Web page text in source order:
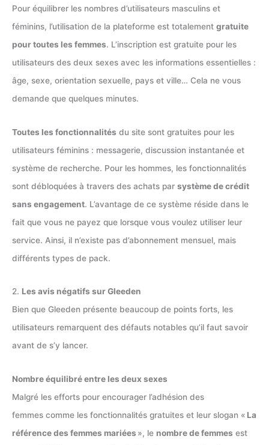
Pour équilibrer les nombres d’utilisateurs masculins et
féminins, l’utilisation de la plateforme est totalement gratuite
pour toutes les femmes. L’inscription est gratuite pour les
utilisateurs des deux sexes avec les informations essentielles :
âge, sexe, orientation sexuelle, pays et ville… Cela ne vous
demande que quelques minutes.
Toutes les fonctionnalités du site sont gratuites pour les
utilisateurs féminins : messagerie, discussion instantanée et
système de recherche. Pour les hommes, les fonctionnalités
sont débloquées à travers des achats par système de crédit
sans engagement. L’avantage de ce système réside dans le
fait que vous ne payez que lorsque vous voulez utiliser leur
service. Ainsi, il n’existe pas d’abonnement mensuel, mais
différents types de pack.
2. Les avis négatifs sur Gleeden
Bien que Gleeden présente beaucoup de points forts, les
utilisateurs remarquent des défauts notables qu’il faut savoir
avant de s’y lancer.
Nombre équilibré entre les deux sexes
Malgré les efforts pour encourager l’adhésion des
femmes comme les fonctionnalités gratuites et leur slogan « La
référence des femmes mariées », le nombre de femmes est